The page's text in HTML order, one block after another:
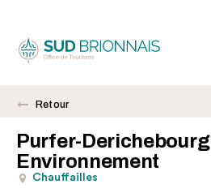
Retour
Purfer-Derichebourg
Environnement
Chauffailles